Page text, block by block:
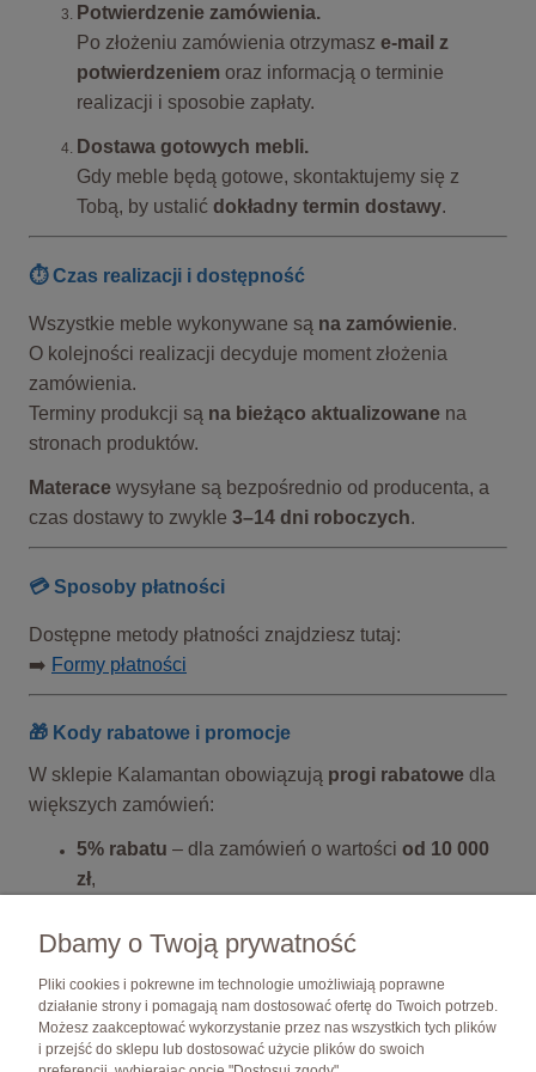
Potwierdzenie zamówienia.
Po złożeniu zamówienia otrzymasz e-mail z
potwierdzeniem oraz informacją o terminie
realizacji i sposobie zapłaty.
Dostawa gotowych mebli.
Gdy meble będą gotowe, skontaktujemy się z
Tobą, by ustalić dokładny termin dostawy.
⏱️ Czas realizacji i dostępność
Wszystkie meble wykonywane są na zamówienie.
O kolejności realizacji decyduje moment złożenia
zamówienia.
Terminy produkcji są na bieżąco aktualizowane na
stronach produktów.
Materace wysyłane są bezpośrednio od producenta, a
czas dostawy to zwykle 3–14 dni roboczych.
💳 Sposoby płatności
Dostępne metody płatności znajdziesz tutaj:
➡️ Formy płatności
🎁 Kody rabatowe i promocje
W sklepie Kalamantan obowiązują progi rabatowe dla
większych zamówień:
5% rabatu – dla zamówień o wartości od 10 000
zł,
zł
Promocje dotyczą produktów ze standardowej oferty.
Dbamy o Twoją prywatność
Pliki cookies i pokrewne im technologie umożliwiają poprawne
działanie strony i pomagają nam dostosować ofertę do Twoich potrzeb.
Możesz zaakceptować wykorzystanie przez nas wszystkich tych plików
i przejść do sklepu lub dostosować użycie plików do swoich